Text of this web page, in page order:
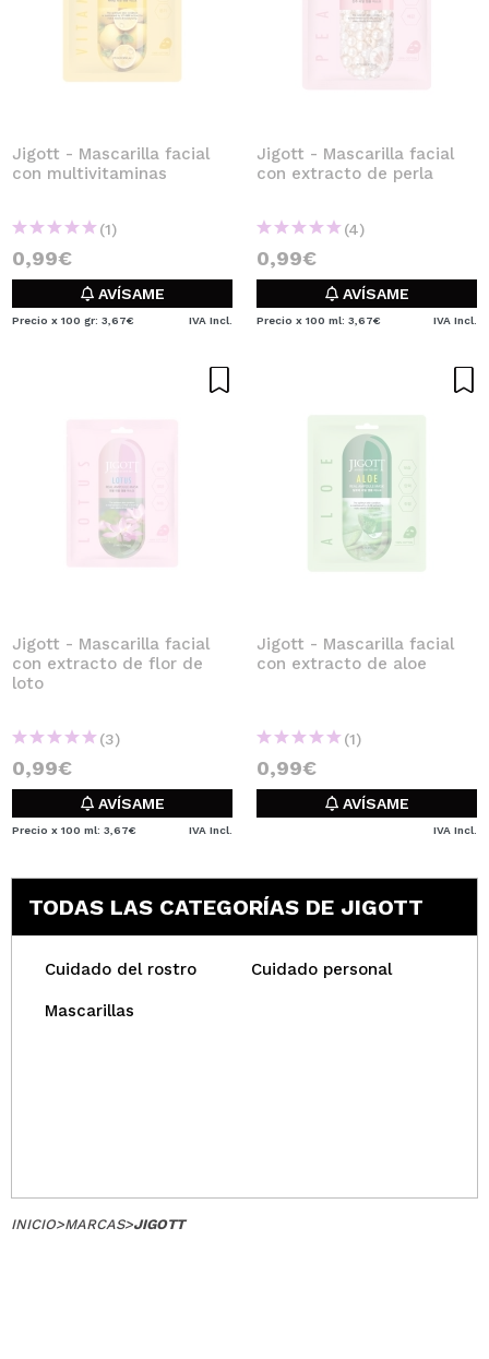
Jigott - Mascarilla facial
con multivitaminas
(1)
0,99€
AVÍSAME
Precio x 100 gr: 3,67€ IVA Incl.
Jigott - Mascarilla facial
con extracto de perla
(4)
0,99€
AVÍSAME
Precio x 100 ml: 3,67€ IVA Incl.
Jigott - Mascarilla facial
con extracto de flor de
loto
(3)
0,99€
AVÍSAME
Precio x 100 ml: 3,67€ IVA Incl.
Jigott - Mascarilla facial
con extracto de aloe
(1)
0,99€
AVÍSAME
IVA Incl.
TODAS LAS CATEGORÍAS DE JIGOTT
Cuidado del rostro Cuidado personal
Mascarillas
INICIO>MARCAS>JIGOTT